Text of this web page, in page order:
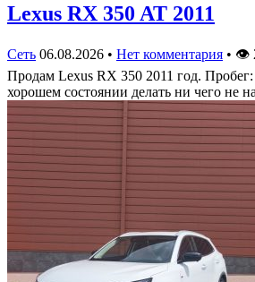
Lexus RX 350 AT 2011
Сеть 06.08.2026 • Нет комментария • 👁
Продам Lexus RX 350 2011 год.
хорошем состоянии делать ни чего не